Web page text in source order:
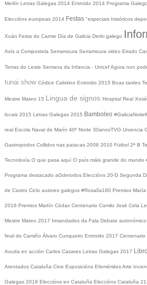
Merlín Letras Galegas 2014 Entroido 2014 Programa
Eleccións europeas 2014 Festas "especiais históricos
Xoán Festa do Carme Día de Galicia Derbi galego
Asís a Compostela Serramoura Serramoura video Eirado
Terras do Leste Semana da Infancia - UnicefAgora non
tunai show Códice Calixtino Entroido 2015 Boas tardes
Mestre Mateo 15 Lingua de signos Hospital Real
locais 2015 Letras Galegas 2015 Bamboleo
real Escola Naval de Marín 40º Norte 30anosTVG Urxencia
Gastropodos Collidos nas patacas 2008 2010 Fútbol 2ª B
Tecnoloxía O que pasa aquí O país máis grande do mundo
Programa destacado aGdetodos Eleccións 20-D Segunda
de Castro Ciclo autores galegos #Rosalía180 Premios
2016 Premios Martín Códax Centenario Camilo José Cela
Mestre Mateo 2017 Irmandades da Fala Debate autonómico
final do Camiño Álvaro Cunqueiro Entroido 2017
Axuda en acción Carlos Casares Letras Galegas 2017
Atentados Cataluña Cine Exposicións EfeméridesArte
Galegas 2018 Eleccións en Cataluña Eleccións Cataluña